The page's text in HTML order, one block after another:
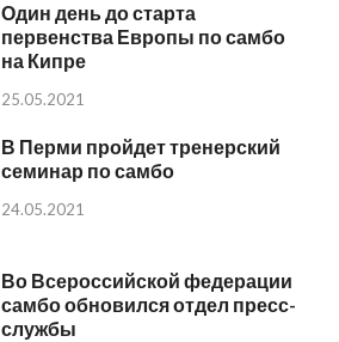
Один день до старта
первенства Европы по самбо
на Кипре
25.05.2021
В Перми пройдет тренерский
семинар по самбо
24.05.2021
Во Всероссийской федерации
самбо обновился отдел пресс-
службы